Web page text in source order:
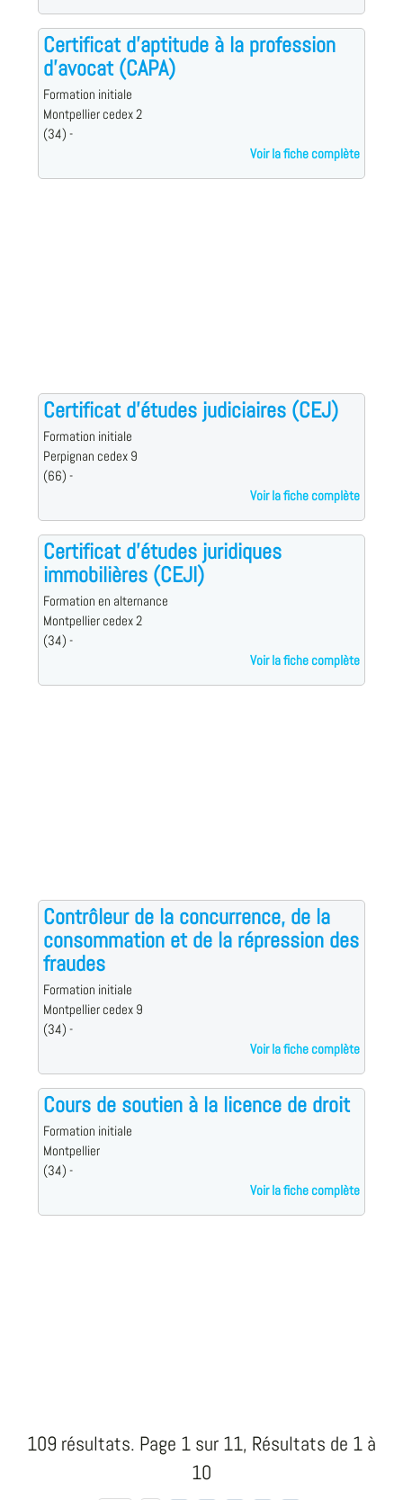
Certificat d'aptitude à la profession
d'avocat (CAPA)
Formation initiale
Montpellier cedex 2
(34) -
Voir la fiche complète
Certificat d'études judiciaires (CEJ)
Formation initiale
Perpignan cedex 9
(66) -
Voir la fiche complète
Certificat d'études juridiques
immobilières (CEJI)
Formation en alternance
Montpellier cedex 2
(34) -
Voir la fiche complète
Contrôleur de la concurrence, de la
consommation et de la répression des
fraudes
Formation initiale
Montpellier cedex 9
(34) -
Voir la fiche complète
Cours de soutien à la licence de droit
Formation initiale
Montpellier
(34) -
Voir la fiche complète
109 résultats. Page 1 sur 11, Résultats de 1 à
10